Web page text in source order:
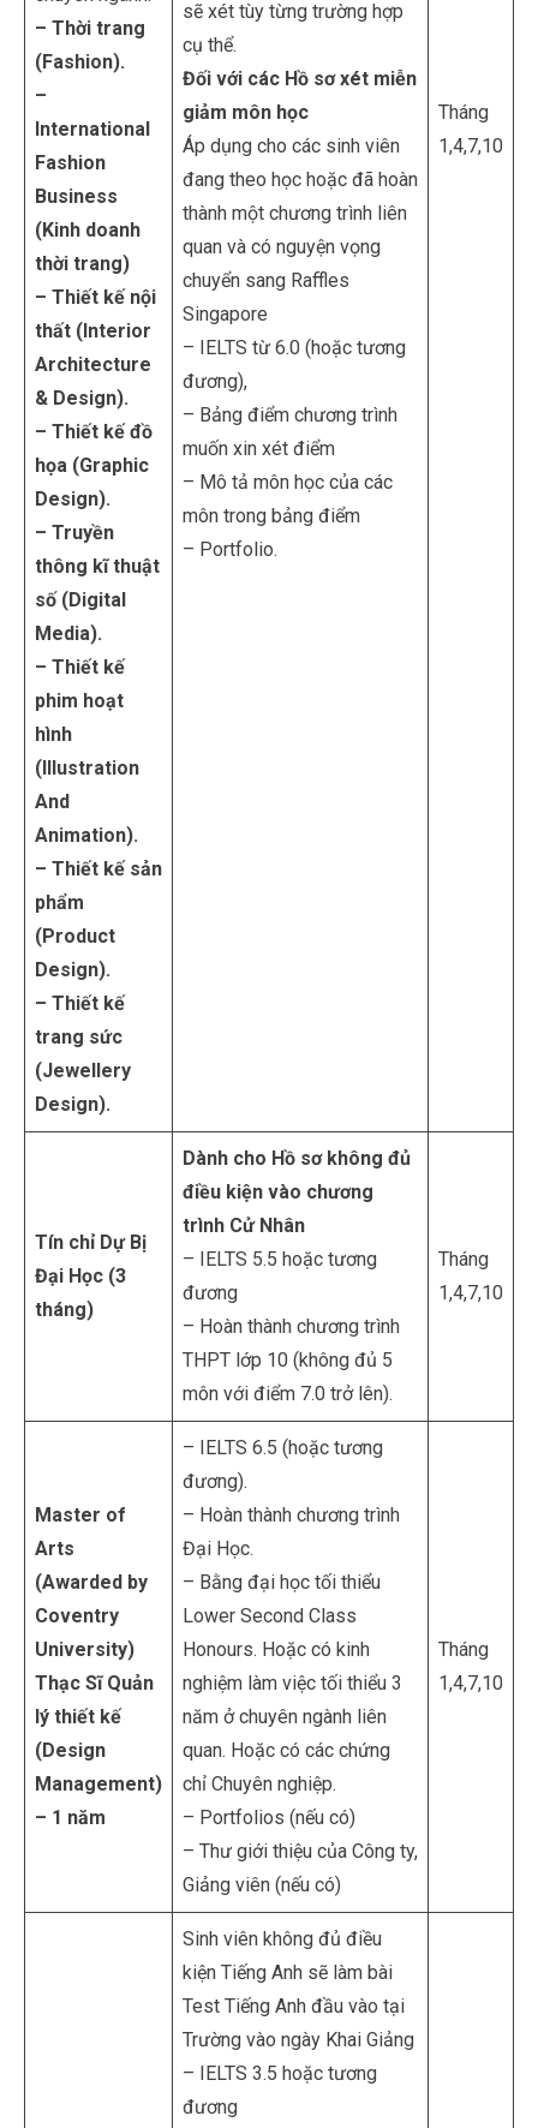
– Thời trang
(Fashion).
–
International
Fashion
Business
(Kinh doanh
thời trang)
– Thiết kế nội
thất (Interior
Architecture
& Design).
– Thiết kế đồ
họa (Graphic
Design).
– Truyền
thông kĩ thuật
số (Digital
Media).
– Thiết kế
phim hoạt
hình
(Illustration
And
Animation).
– Thiết kế sản
phẩm
(Product
Design).
– Thiết kế
trang sức
(Jewellery
Design).
sẽ xét tùy từng trường hợp
cụ thể.
Đối với các Hồ sơ xét miễn
giảm môn học
Áp dụng cho các sinh viên
đang theo học hoặc đã hoàn
thành một chương trình liên
quan và có nguyện vọng
chuyển sang Raffles
Singapore
– IELTS từ 6.0 (hoặc tương
đương),
– Bảng điểm chương trình
muốn xin xét điểm
– Mô tả môn học của các
môn trong bảng điểm
– Portfolio.
Tháng
1,4,7,10
Tín chỉ Dự Bị
Đại Học (3
tháng)
Dành cho Hồ sơ không đủ
điều kiện vào chương
trình Cử Nhân
– IELTS 5.5 hoặc tương
đương
– Hoàn thành chương trình
THPT lớp 10 (không đủ 5
môn với điểm 7.0 trở lên).
Tháng
1,4,7,10
Master of
Arts
(Awarded by
Coventry
University)
Thạc Sĩ Quản
lý thiết kế
(Design
Management)
– 1 năm
– IELTS 6.5 (hoặc tương
đương).
– Hoàn thành chương trình
Đại Học.
– Bằng đại học tối thiểu
Lower Second Class
Honours. Hoặc có kinh
nghiệm làm việc tối thiểu 3
năm ở chuyên ngành liên
quan. Hoặc có các chứng
chỉ Chuyên nghiệp.
– Portfolios (nếu có)
– Thư giới thiệu của Công ty,
Giảng viên (nếu có)
Tháng
1,4,7,10
Sinh viên không đủ điều
kiện Tiếng Anh sẽ làm bài
Test Tiếng Anh đầu vào tại
Trường vào ngày Khai Giảng
– IELTS 3.5 hoặc tương
đương